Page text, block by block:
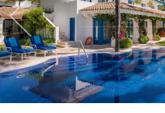
Previous